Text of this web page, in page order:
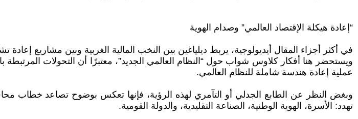
“إعادة هيكلة الإقتصاد العالمي” وصدام الهوية
في أكثر أجزاء المقال أيديولوجية، يربط ديلياغين بين النخب المالية الغربية وبين مشاريع إعادة
ويستحضر هنا أفكار كلاوس شواب حول “النظام العالمي الجديد”، معتبرًا أن التحولات
عملية إعادة هندسة شاملة للنظام العالمي.
وبغض النظر عن الطابع الجدلي أو التآمري لهذه الرؤية، فإنها تعكس بوضوح تصاعد خطاب
تهدد: الأسرة، الهوية الوطنية، الصناعة التقليدية، والدولة القومية.